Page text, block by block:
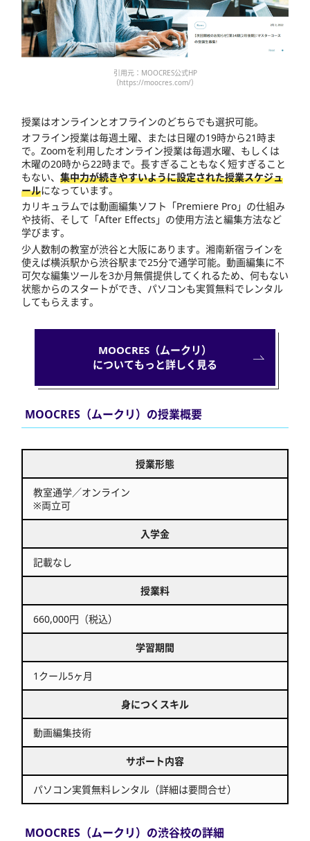
引用元：MOOCRES公式HP
（https://moocres.com/）
授業はオンラインとオフラインのどちらでも選択可能。
オフライン授業は毎週土曜、または日曜の19時から21時ま
で。Zoomを利用したオンライン授業は毎週水曜、もしくは
木曜の20時から22時まで。長すぎることもなく短すぎること
もない、 集中力が続きやすいように設定された授業スケジュ
ールになっています。
カリキュラムでは動画編集ソフト「Premiere Pro」の仕組み
や技術、そして「After Effects」の使用方法と編集方法など
学びます。
少人数制の教室が渋谷と大阪にあります。湘南新宿ラインを
使えば横浜駅から渋谷駅まで25分で通学可能。動画編集に不
可欠な編集ツールを3か月無償提供してくれるため、何もない
状態からのスタートができ、パソコンも実質無料でレンタル
してもらえます。
MOOCRES（ムークリ）
についてもっと詳しく見る
MOOCRES（ムークリ）の授業概要
授業形態
教室通学／オンライン
※両立可
入学金
記載なし
授業料
660,000円（税込）
学習期間
1クール5ヶ月
身につくスキル
動画編集技術
サポート内容
パソコン実質無料レンタル（詳細は要問合せ）
MOOCRES（ムークリ）の渋谷校の詳細